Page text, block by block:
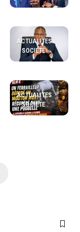
ACTUALITES
SOCIETE
ACTUALITES
SOCIETE